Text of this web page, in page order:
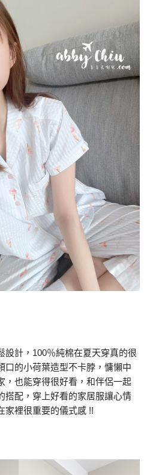
設計， 100％純棉在夏天穿真的很
口的小荷葉造型不卡脖，慵懶中
，也能穿得很好看，和伴侶一起
搭配，穿上好看的家居服讓心情
家裡很重要的儀式感 !!